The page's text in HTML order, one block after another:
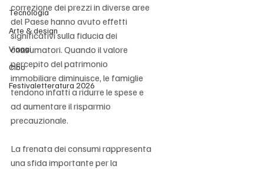
Tecnologia
Arte & design
Viaggi
Cibo
Festivaletteratura 2026
correzione dei prezzi in diverse aree
del Paese hanno avuto effetti
significativi sulla fiducia dei
consumatori. Quando il valore
percepito del patrimonio
immobiliare diminuisce, le famiglie
tendono infatti a ridurre le spese e
ad aumentare il risparmio
precauzionale.
La frenata dei consumi rappresenta
una sfida importante per la